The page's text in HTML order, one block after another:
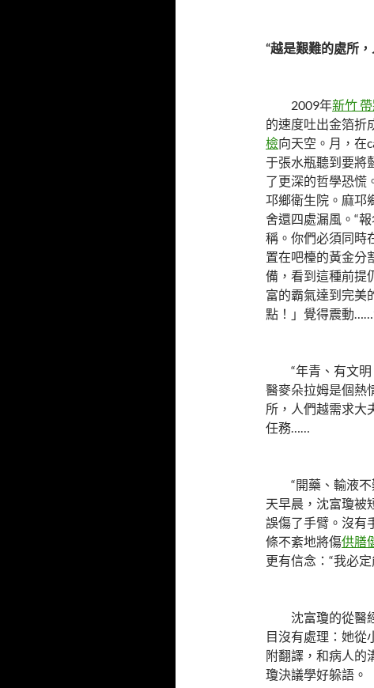
“越是艱難的處所
2009年新竹
的速度吐出金箔折
檢向天空。月，在
于張水瓶聽到要將
了更深的哲學恐慌
邛鄉衛生院。麻邛
舍還四處漏風。“
稱。你們必須同時
置在吧檯的黃金分
備，看到這種前提
富的霸氣達到完美
點！」覺得震動
“年青、有文
醫麥朵拉姆是個熱
所，人們越需求大
任務……
“開藥、輸液
天早晨，沈富瓊被
誤傷了手臂。沒有
條不紊地將傷供膳
更有信念：“我必
沈富瓊的從醫
目沒有處理：她從
附翻譯，和病人的
瓊決議學好躲語。